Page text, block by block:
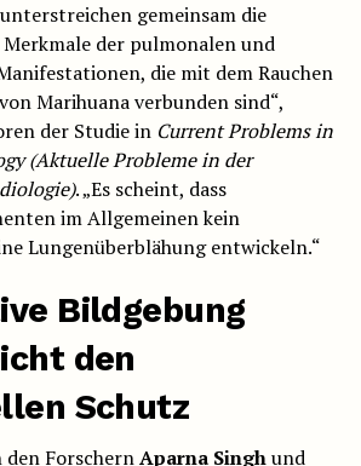
gemeinsam die
der pulmonalen und
die mit dem Rauchen
Marihuana verbunden sind“,
der Studie in Current Problems in
(Aktuelle Probleme in der
. „Es scheint, dass
im Allgemeinen kein
Lungenüberblähung entwickeln.“
Bildgebung
den
Schutz
den ForschernAparna Singhund